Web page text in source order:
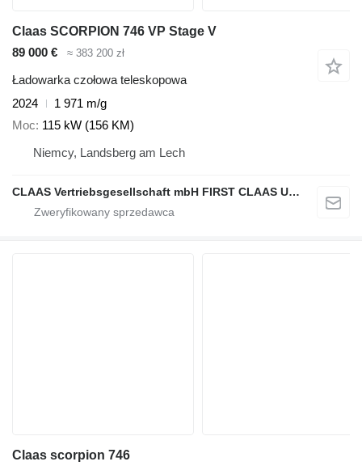
Claas SCORPION 746 VP Stage V
89 000 €
≈ 383 200 zł
Ładowarka czołowa teleskopowa
2024
1 971 m/g
Moc 115 kW (156 KM)
Niemcy, Landsberg am Lech
CLAAS Vertriebsgesellschaft mbH FIRST CLAAS USED Center
Claas scorpion 746